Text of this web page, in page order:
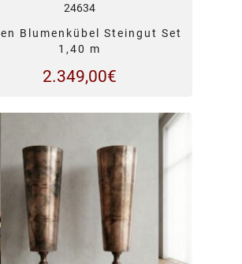
24634
Blumenkübel Steingut Set
1,40 m
2.349,00€